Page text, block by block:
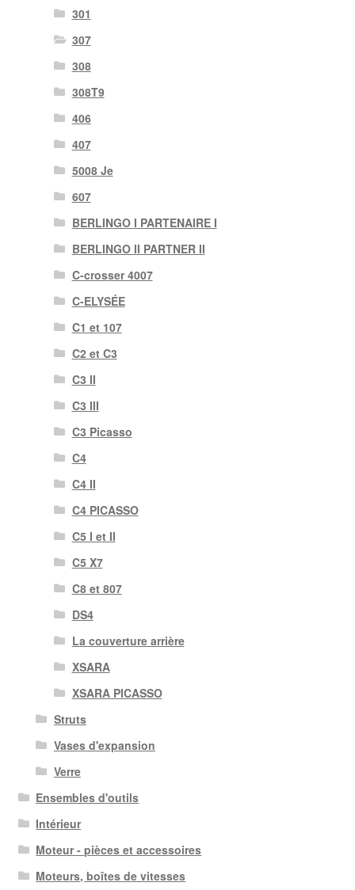
301
307
308
308T9
406
407
5008 Je
607
BERLINGO I PARTENAIRE I
BERLINGO II PARTNER II
C-crosser 4007
C-ELYSÉE
C1 et 107
C2 et C3
C3 II
C3 III
C3 Picasso
C4
C4 II
C4 PICASSO
C5 I et II
C5 X7
C8 et 807
DS4
La couverture arrière
XSARA
XSARA PICASSO
Struts
Vases d'expansion
Verre
Ensembles d'outils
Intérieur
Moteur - pièces et accessoires
Moteurs, boîtes de vitesses